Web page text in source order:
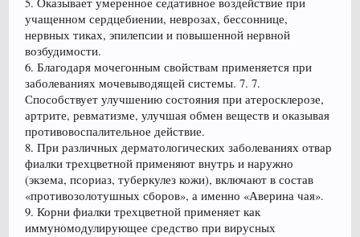
учащенном сердцебиении, неврозах, бессоннице,
нервных тиках, эпилепсии и повышенной нервной
возбудимости.
6. Благодаря мочегонным свойствам применяется при
заболеваниях мочевыводящей системы. 7. 7.
Способствует улучшению состояния при атеросклерозе,
артрите, ревматизме, улучшая обмен веществ и оказывая
противовоспалительное действие.
8. При различных дерматологических заболеваниях отвар
фиалки трехцветной применяют внутрь и наружно
(экзема, псориаз, туберкулез кожи), включают в состав
«противозолотушных сборов», а именно «Аверина чая».
9. Корни фиалки трехцветной применяет как
иммуномодулирующее средство при вирусных